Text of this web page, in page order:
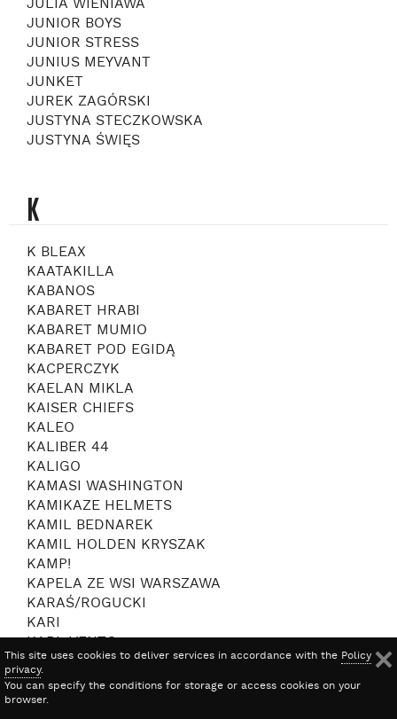
JULIA WIENIAWA
JUNIOR BOYS
JUNIOR STRESS
JUNIUS MEYVANT
JUNKET
JUREK ZAGÓRSKI
JUSTYNA STECZKOWSKA
JUSTYNA ŚWIĘS
K
K BLEAX
KAATAKILLA
KABANOS
KABARET HRABI
KABARET MUMIO
KABARET POD EGIDĄ
KACPERCZYK
KAELAN MIKLA
KAISER CHIEFS
KALEO
KALIBER 44
KALIGO
KAMASI WASHINGTON
KAMIKAZE HELMETS
KAMIL BEDNAREK
KAMIL HOLDEN KRYSZAK
KAMP!
KAPELA ZE WSI WARSZAWA
KARAŚ/ROGUCKI
KARI
KARL VENTO
KASHELL
KASIA KOWALSKA
KASIA LINS
This site uses cookies to deliver services in accordance with the Policy
privacy.
You can specify the conditions for storage or access cookies on your
browser.